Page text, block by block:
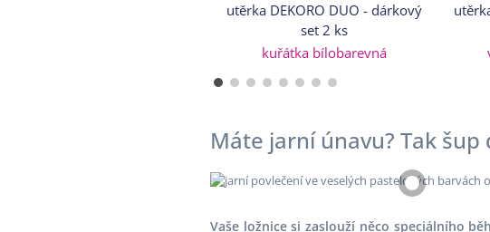
utěrka DEKORO DUO - dárkový
set 2 ks
kuřátka bílobarevná
Máte jarní únavu? Tak
Vaše ložnice si zaslouží něco speciálního